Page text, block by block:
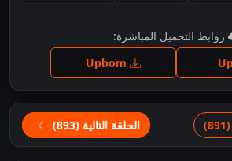
اضغط للمشاهدة
روابط التحميل المباشرة:
الحلقة التالية (893)